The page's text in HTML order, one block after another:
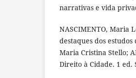
narrativas e vida
NASCIMENTO, Maria
destaques dos
Maria Cristina Stello;
Direito à Cidade. 1 ed.